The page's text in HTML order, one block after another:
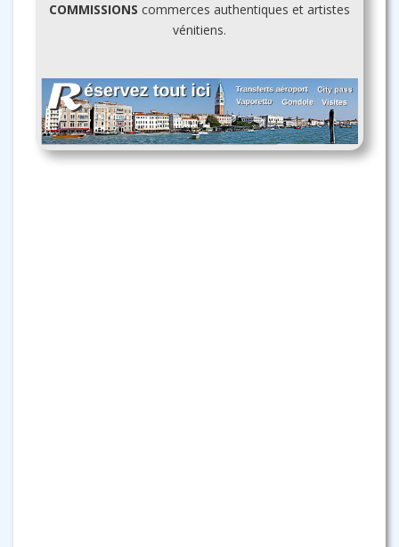
COMMISSIONS commerces authentiques et artistes
vénitiens.